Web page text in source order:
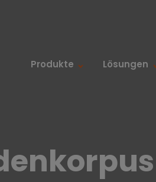
Produkte Lösungen